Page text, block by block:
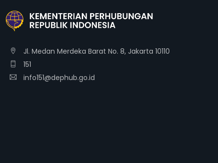
Jl. Medan Merdeka Barat No. 8, Jakarta 10110
151
info151@dephub.go.id